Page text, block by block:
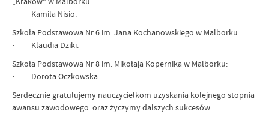
· Kamila Nisio.
Szkoła Podstawowa Nr 6 im. Jana Kochanowskiego w Malborku:
· Klaudia Dziki.
Szkoła Podstawowa Nr 8 im. Mikołaja Kopernika w Malborku:
· Dorota Oczkowska.
Serdecznie gratulujemy nauczycielkom uzyskania kolejnego stopnia
awansu zawodowego oraz życzymy dalszych sukcesów